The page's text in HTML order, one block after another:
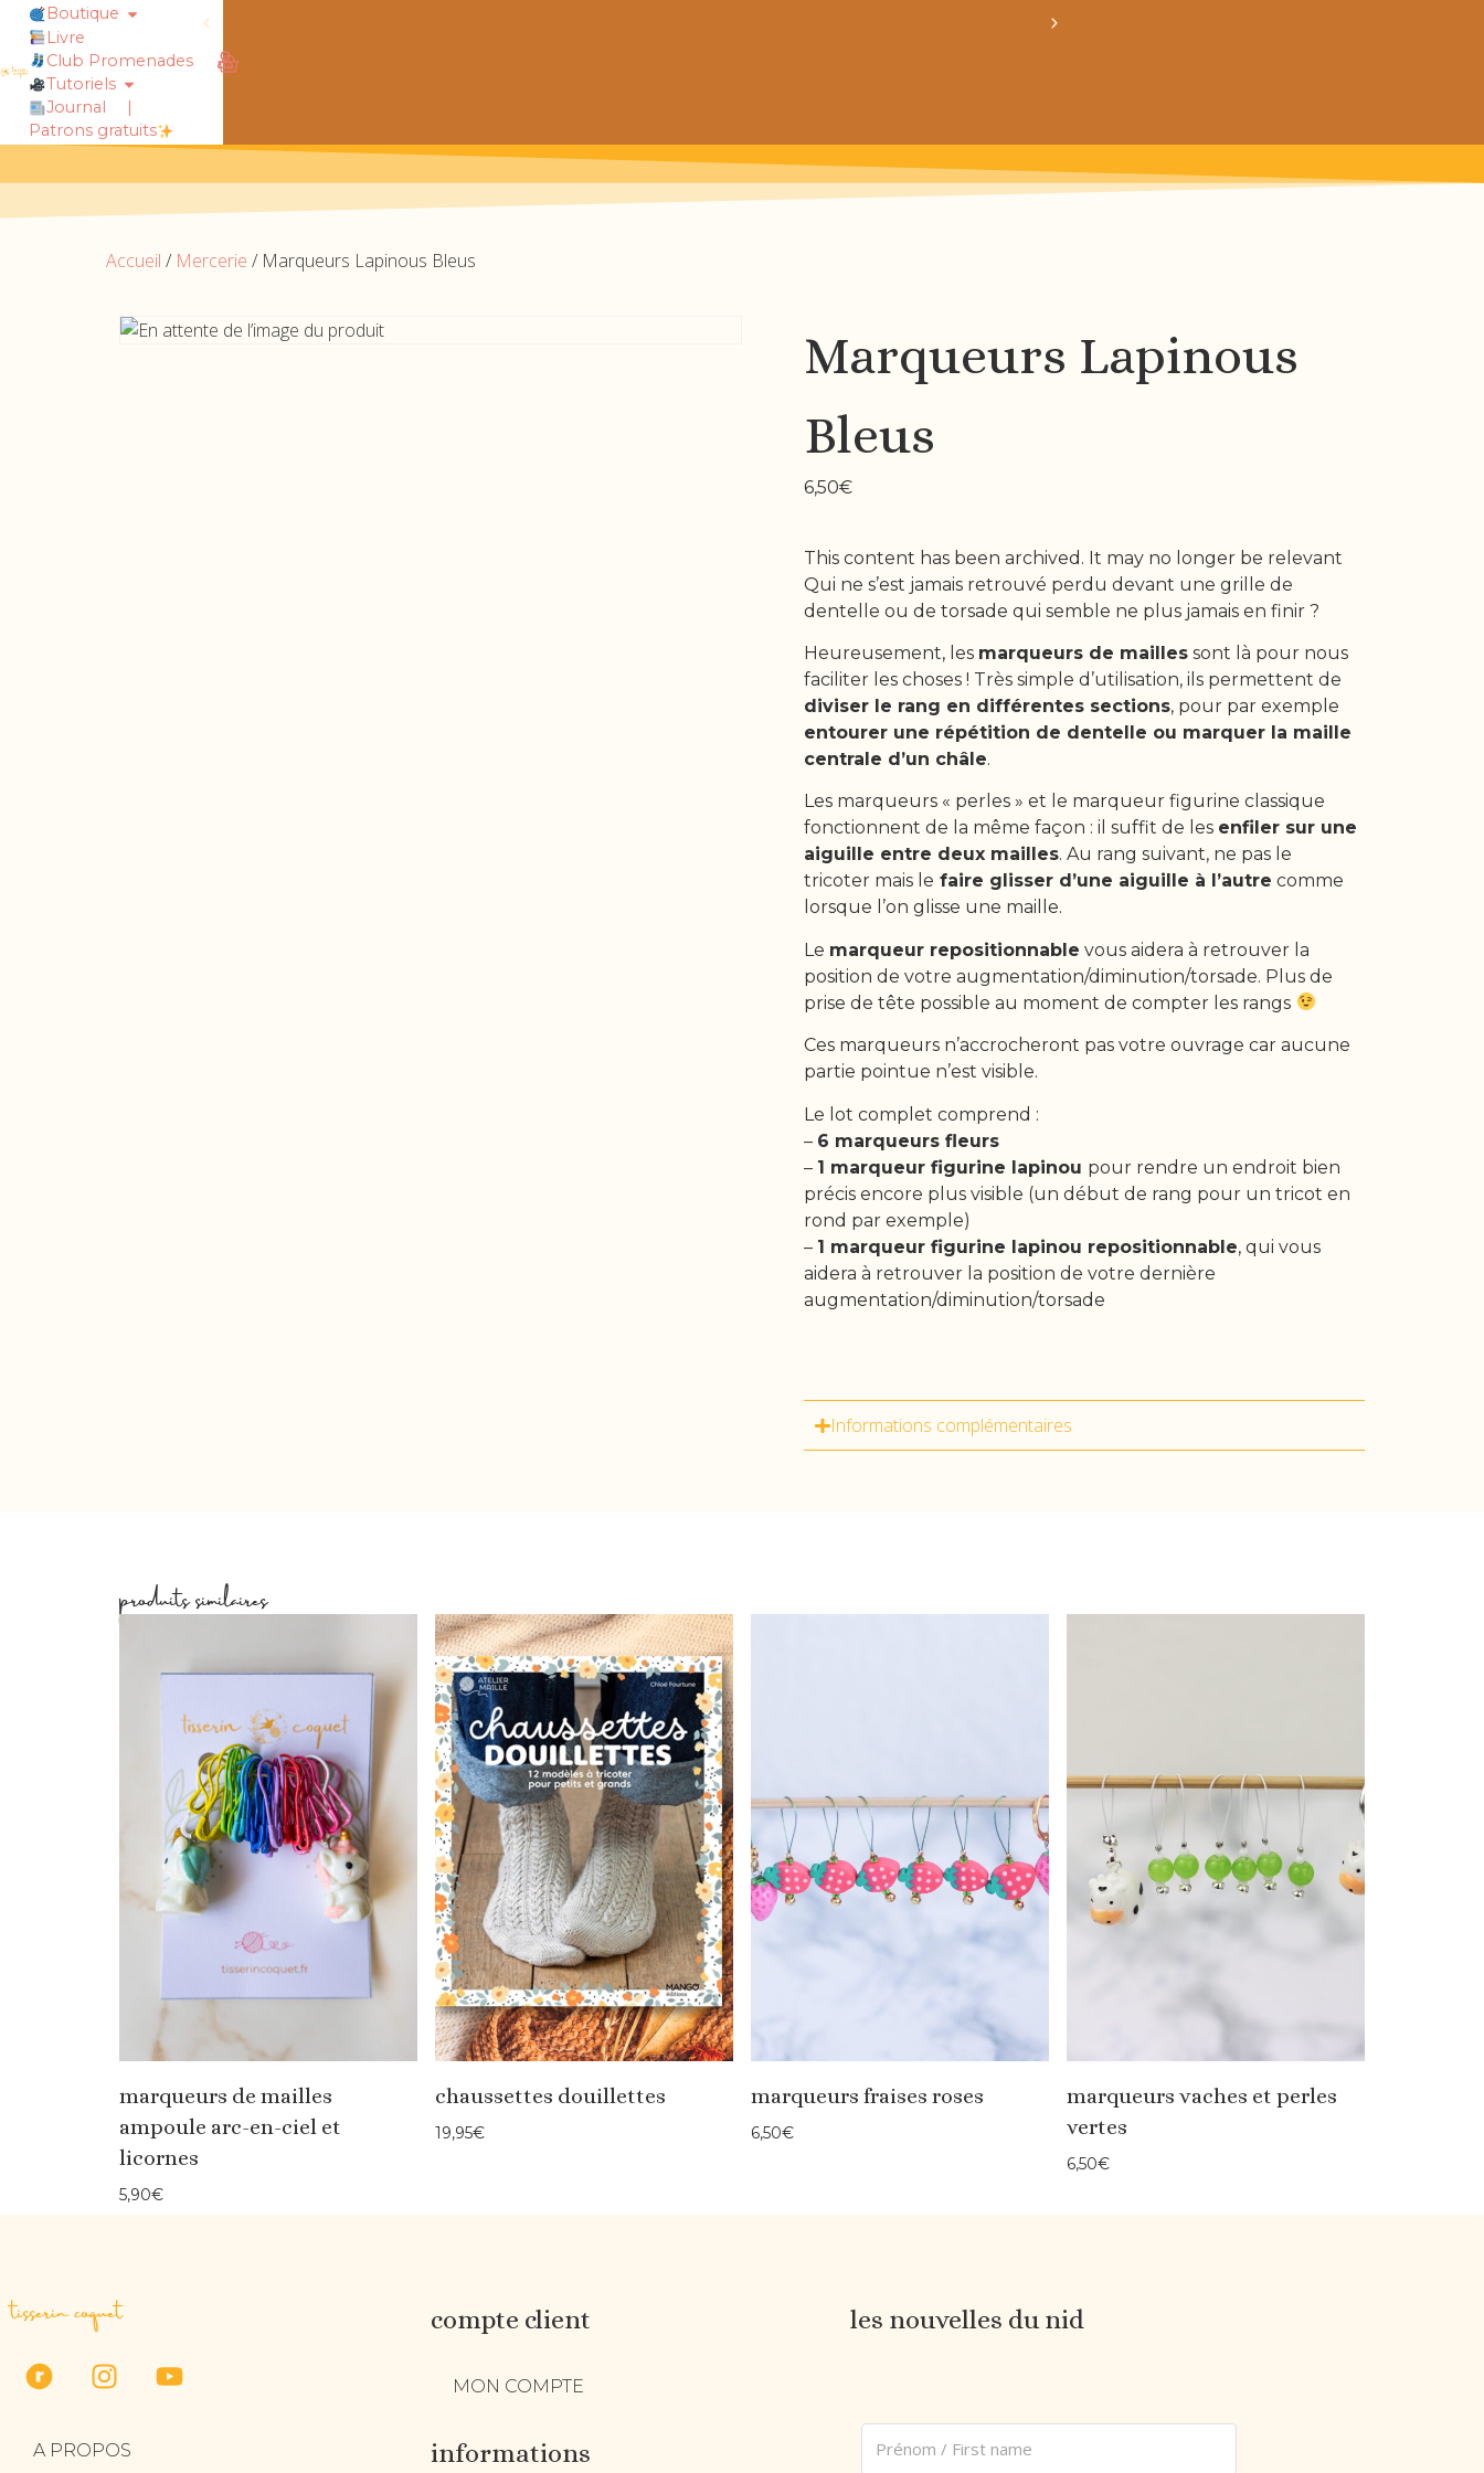
obtiens 20% de réduction sur ton prochain achat de patrons
Boutique
Livre
Club Promenades
Tutoriels
Journal
|
Patrons gratuits
Accueil / Mercerie / Marqueurs Lapinous Bleus
Marqueurs Lapinous
Bleus
6,50€
This content has been archived. It may no longer be relevant
Qui ne s’est jamais retrouvé perdu devant une grille de
dentelle ou de torsade qui semble ne plus jamais en finir ?
Heureusement, les marqueurs de mailles sont là pour nous
faciliter les choses ! Très simple d’utilisation, ils permettent de
diviser le rang en différentes sections, pour par exemple
entourer une répétition de dentelle ou marquer la maille
centrale d’un châle.
Les marqueurs « perles » et le marqueur figurine classique
fonctionnent de la même façon : il suffit de les enfiler sur une
aiguille entre deux mailles. Au rang suivant, ne pas le
tricoter mais le faire glisser d’une aiguille à l’autre comme
lorsque l’on glisse une maille.
Le marqueur repositionnable vous aidera à retrouver la
position de votre augmentation/diminution/torsade. Plus de
prise de tête possible au moment de compter les rangs
Ces marqueurs n’accrocheront pas votre ouvrage car aucune
partie pointue n’est visible.
Le lot complet comprend :
– 6 marqueurs fleurs
– 1 marqueur figurine lapinou pour rendre un endroit bien
précis encore plus visible (un début de rang pour un tricot en
rond par exemple)
– 1 marqueur figurine lapinou repositionnable, qui vous
aidera à retrouver la position de votre dernière
augmentation/diminution/torsade
Informations complémentaires
produits similaires
marqueurs de mailles
ampoule arc-en-ciel et
licornes
5,90€
chaussettes douillettes
19,95€
marqueurs fraises roses
6,50€
marqueurs vaches et perles
vertes
6,50€
tisserin coquet
A PROPOS
compte client
MON COMPTE
informations
les nouvelles du nid